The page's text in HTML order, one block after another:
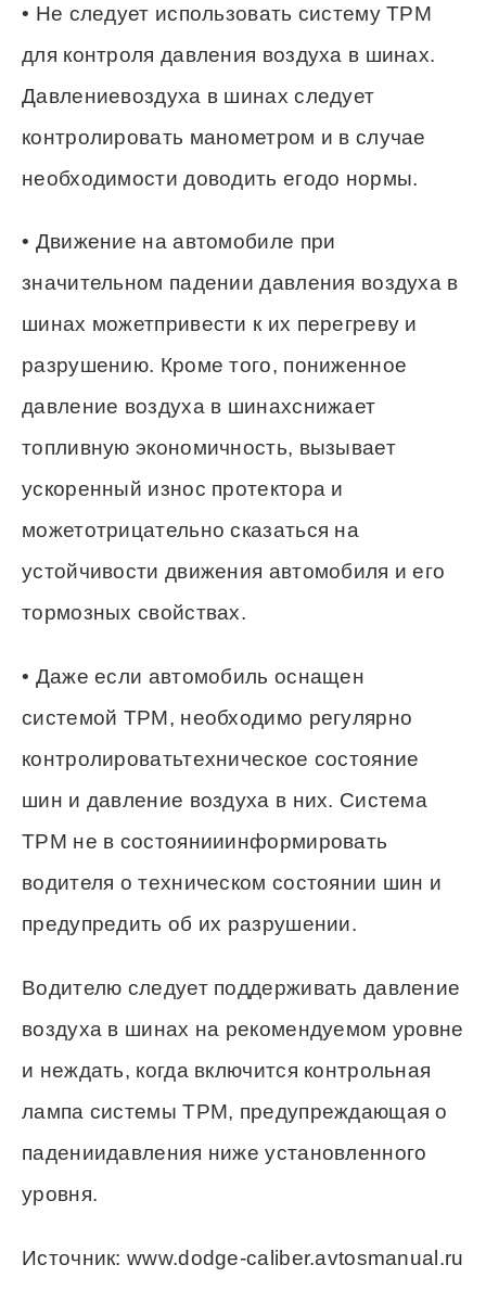
• Не следует использовать систему ТРМ
для контроля давления воздуха в шинах.
Давлениевоздуха в шинах следует
контролировать манометром и в случае
необходимости доводить егодо нормы.
• Движение на автомобиле при
значительном падении давления воздуха в
шинах можетпривести к их перегреву и
разрушению. Кроме того, пониженное
давление воздуха в шинахснижает
топливную экономичность, вызывает
ускоренный износ протектора и
можетотрицательно сказаться на
устойчивости движения автомобиля и его
тормозных свойствах.
• Даже если автомобиль оснащен
системой ТРМ, необходимо регулярно
контролироватьтехническое состояние
шин и давление воздуха в них. Система
ТРМ не в состоянииинформировать
водителя о техническом состоянии шин и
предупредить об их разрушении.
Водителю следует поддерживать давление
воздуха в шинах на рекомендуемом уровне
и неждать, когда включится контрольная
лампа системы ТРМ, предупреждающая о
падениидавления ниже установленного
уровня.
Источник: www.dodge-caliber.avtosmanual.ru